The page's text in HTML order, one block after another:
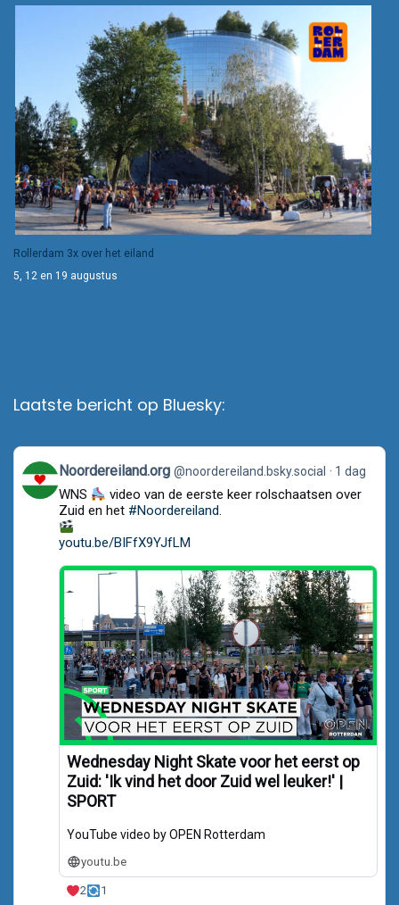
Rollerdam 3x over het eiland
5, 12 en 19 augustus
Laatste bericht op Bluesky:
View
post
by
Noordereiland.org
Noordereiland.org @noordereiland.bsky.social 1 dag
WNS
video van de eerste keer rolschaatsen over
Zuid en het #Noordereiland.
youtu.be/BIFfX9YJfLM
Wednesday Night Skate voor het eerst op
Zuid: 'Ik vind het door Zuid wel leuker!' |
SPORT
YouTube video by OPEN Rotterdam
youtu.be
2 1